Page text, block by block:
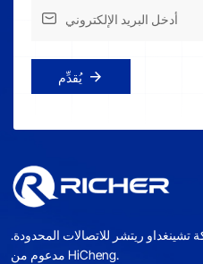
يُقدِّم
مدعوم من HiCheng.